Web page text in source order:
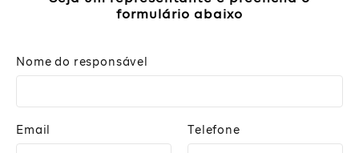
formulário abaixo
Nome do responsável
Email Telefone